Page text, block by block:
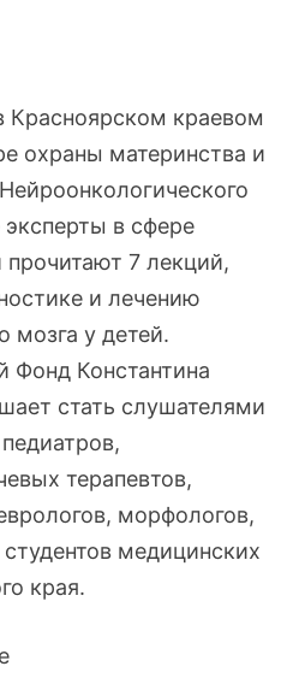
Красноярском краевом
охраны материнства и
в сфере
прочитают 7 лекций,
и лечению
мозга у детей.
Фонд Константина
стать слушателями
терапевтов,
морфологов,
медицинских
края.